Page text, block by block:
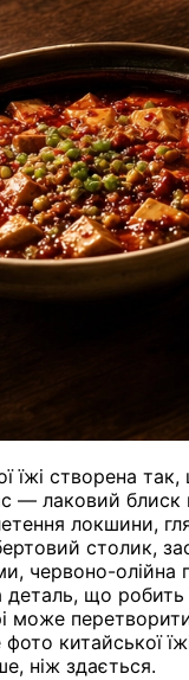
їжі створена
— лаковий блиск
локшини,
столик,
червоно-олійна
що робить
може
китайської
ніж здається.